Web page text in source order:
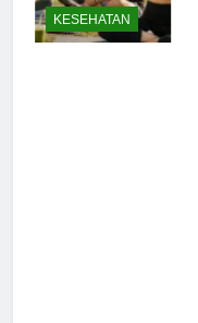
KESEHATAN